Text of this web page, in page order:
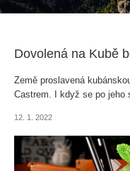
Dovolená na Kubě
Země proslavená
Castrem. I když se po jeho
zemí světa ani nenapadly.
12. 1. 2022